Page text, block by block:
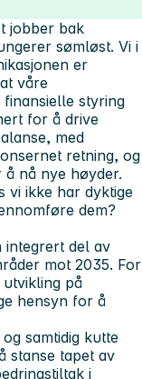
jobber bak
sømløst. Vi i
er
våre
styring
for å drive
med
retning, og
nå nye høyder.
vi ikke har dyktige
dem?
del av
mot 2035. For
på
hensyn for å
samtidig kutte
stanse tapet av
i